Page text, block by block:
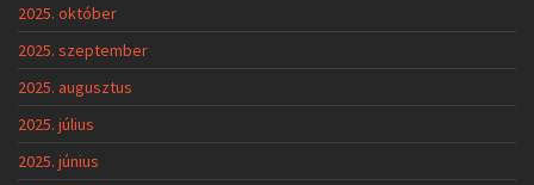
2025. október
2025. szeptember
2025. augusztus
2025. július
2025. június